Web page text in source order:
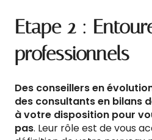
Etape 2 :
professionnels
Des conseillers en
des consultants en bilans
à votre disposition pour
pas. Leur rôle est de vous